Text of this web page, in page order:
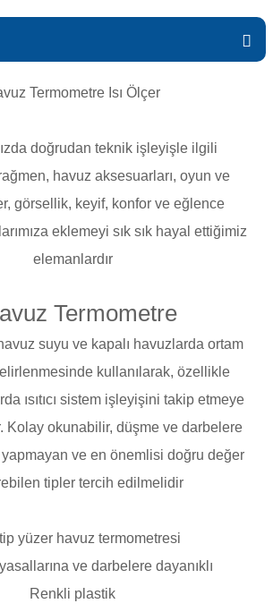
Havuz
Sıvı Ph- Düşürücü
Toz Ph+ Yükseltici
Yosun Öldürücü
Pool
Termometre Isı Ölçer
doğrudan teknik işleyişle ilgili
, havuz aksesuarları, oyun ve
, görsellik, keyif, konfor ve eğlence
eklemeyi sık sık hayal ettiğimiz
elemanlardır
suyu ve kapalı havuzlarda ortam
kullanılarak, özellikle
ısıtıcı sistem işleyişini takip etmeye
Kolay okunabilir, düşme ve darbelere
yapmayan ve en önemlisi doğru değer
tipler tercih edilmelidir
yüzer havuz termometresi
ve darbelere dayanıklı
Renkli plastik